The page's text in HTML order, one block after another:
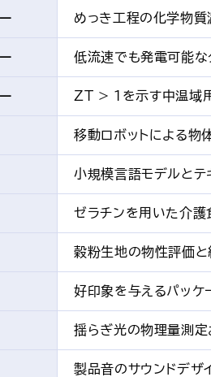
めっき工程の化学物質
低流速でも発電可能
ZT > 1を示す中温域
移動ロボットによる
小規模言語モデルとテ
ゼラチンを用いた介護
穀粉生地の物性評価
好印象を与えるパッケ
揺らぎ光の物理量測
製品音のサウンドデザ